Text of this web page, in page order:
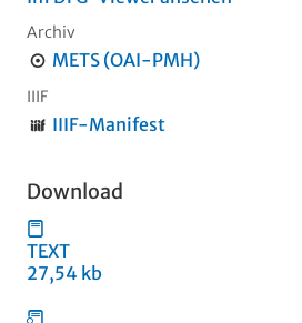
Archiv
METS (OAI-PMH)
IIIF
IIIF-Manifest
Download
TEXT
27,54 kb